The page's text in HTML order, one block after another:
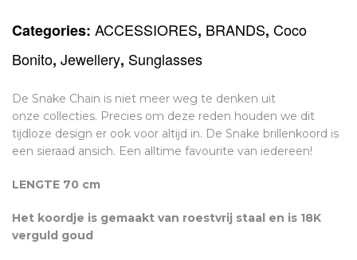
Categories: ACCESSIORES, BRANDS, Coco
Bonito, Jewellery, Sunglasses
De Snake Chain is niet meer weg te denken uit
onze collecties. Precies om deze reden houden we dit
tijdloze design er ook voor altijd in. De Snake brillenkoord is
een sieraad ansich. Een alltime favourite van iedereen!
LENGTE 70 cm
Het koordje is gemaakt van roestvrij staal en is 18K
verguld goud